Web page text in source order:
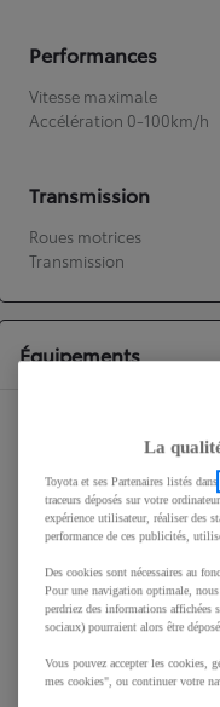
Performances
Vitesse maximale
Accélération 0-100km/h
Transmission
Roues motrices
Transmission
Équipements
Système d'accès
Rétroviseurs
automatiquement
Commandes
Rétroviseurs
Accoudoir central
La
Toyota et ses Partenaires listés
traceurs déposés sur votre
expérience utilisateur, réaliser des
performance de ces publicités,
Des cookies sont nécessaires au
Pour une navigation optimale,
perdriez des informations affichées
sociaux) pourraient alors être
Vous pouvez accepter les cookies,
mes cookies", ou continuer votre